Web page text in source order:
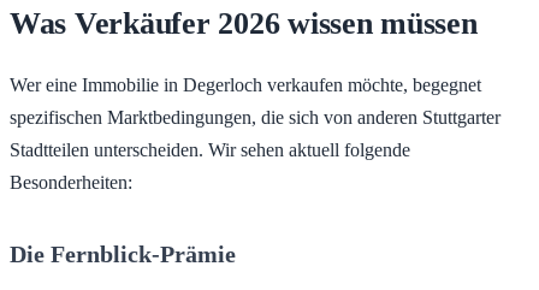
Was Verkäufer 2026 wissen müssen
Wer eine Immobilie in Degerloch verkaufen möchte, begegnet
spezifischen Marktbedingungen, die sich von anderen Stuttgarter
Stadtteilen unterscheiden. Wir sehen aktuell folgende
Besonderheiten:
Die Fernblick-Prämie